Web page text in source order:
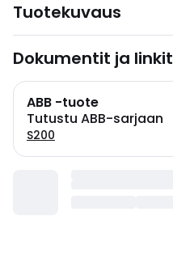
Tuotekuvaus
Dokumentit ja linkit
ABB -tuote
Tutustu ABB-sarjaan
S200